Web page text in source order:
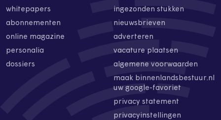
whitepapers
abonnementen
online magazine
personalia
dossiers
ingezonden stukken
nieuwsbrieven
adverteren
vacature plaatsen
algemene voorwaarden
maak binnenlandsbestuur.nl
uw google-favoriet
privacy statement
privacyinstellingen